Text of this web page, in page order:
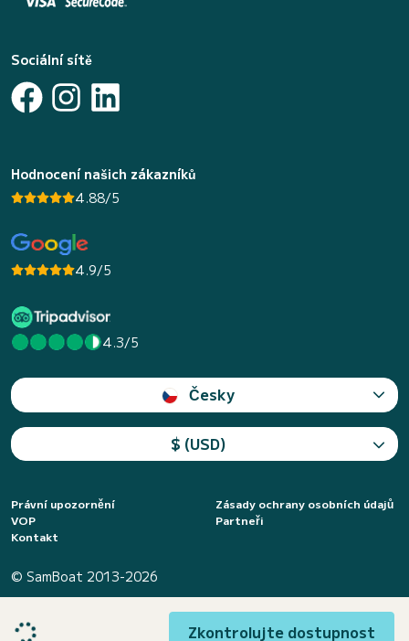
Zkontrolujte dostupnost
Sociální sítě
Hodnocení našich zákazníků
4.88/5
4.9/5
4.3/5
Česky
$ (USD)
Právní upozornění
Zásady ochrany osobních údajů
VOP
Partneři
Kontakt
© SamBoat 2013-2026